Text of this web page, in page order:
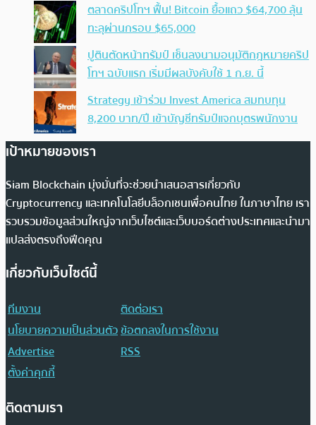
ตลาดคริปโทฯ ฟื้น! Bitcoin ยื้อแถว $64,700 ลุ้น
ทะลุผ่านกรอบ $65,000
ปูตินตัดหน้าทรัมป์ เซ็นลงนามอนุมัติกฎหมายคริป
โทฯ ฉบับแรก เริ่มมีผลบังคับใช้ 1 ก.ย. นี้
Strategy เข้าร่วม Invest America สมทบทุน
8,200 บาท/ปี เข้าบัญชีทรัมป์แจกบุตรพนักงาน
เป้าหมายของเรา
Siam Blockchain มุ่งมั่นที่จะช่วยนำเสนอสารเกี่ยวกับ
Cryptocurrency และเทคโนโลยีบล็อกเชนเพื่อคนไทย ในภาษาไทย เรา
รวบรวมข้อมูลส่วนใหญ่จากเว็บไซต์และเว็บบอร์ดต่างประเทศและนำมา
แปลส่งตรงถึงฟีดคุณ
เกี่ยวกับเว็บไซต์นี้
ทีมงาน
ติดต่อเรา
นโยบายความเป็นส่วนตัวข้อตกลงในการใช้งาน
Advertise
RSS
ตั้งค่าคุกกี้
ติดตามเรา